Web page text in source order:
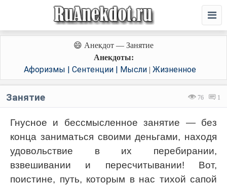
😄 Анекдот — Занятие
Анекдоты:
Афоризмы | Сентенции | Мысли| Жизненное
76 1
Занятие
Гнусное и бессмысленное занятие — без
конца заниматься своими деньгами, находя
удовольствие в их перебирании,
взвешивании и пересчитывании! Вот,
поистине, путь, которым в нас тихой сапой